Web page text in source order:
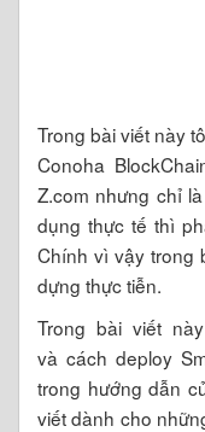
Trong bài viết này
Conoha
Z.com nhưng chỉ
dụng thực tế thì
Chính vì vậy trong
dựng thực tiễn.
Trong bài viết
và cách deploy
trong hướng dẫn
viết dành cho